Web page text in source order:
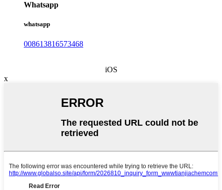
Whatsapp
whatsapp
008613816573468
iOS
x